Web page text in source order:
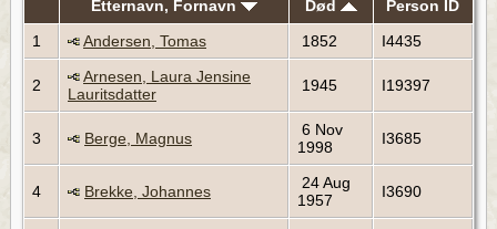
Etternavn, Fornavn Død
Person ID
1
Andersen, Tomas 1852 I4435
2
Arnesen, Laura Jensine
Lauritsdatter
1945 I19397
3 Berge, Magnus
6 Nov
1998
I3685
4 Brekke, Johannes
24 Aug
1957
I3690